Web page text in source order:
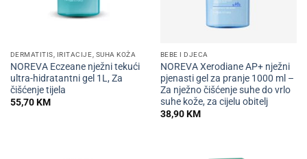
DERMATITIS, IRITACIJE, SUHA KOŽA
NOREVA Eczeane nježni tekući
ultra-hidratantni gel 1L, Za
čišćenje tijela
55,70KM
BEBE I DJECA
NOREVA Xerodiane AP+ nježni
pjenasti gel za pranje 1000 ml –
Za nježno čišćenje suhe do vrlo
suhe kože, za cijelu obitelj
38,90KM